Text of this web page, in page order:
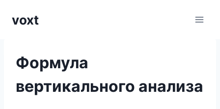
voxt
Формула
вертикального анализа